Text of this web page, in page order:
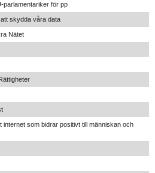
parlamentariker för pp
skydda våra data
Nätet
som bidrar positivt till människan och